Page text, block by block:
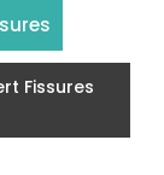
Fissures